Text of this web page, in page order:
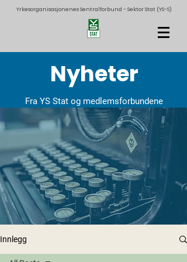
Yrkesorganisasjonenes Sentralforbund - Sektor Stat (YS-S)
Nyheter
Fra YS Stat og medlemsforbundene
Innlegg